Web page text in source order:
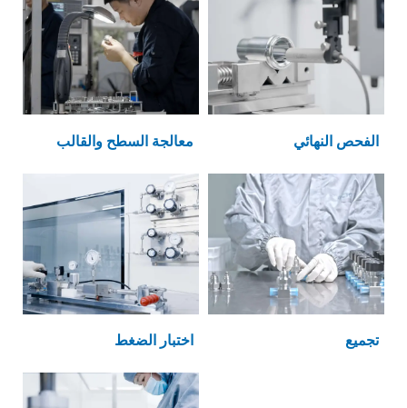
معالجة السطح والقالب الفحص النهائي
اختبار الضغط تجميع